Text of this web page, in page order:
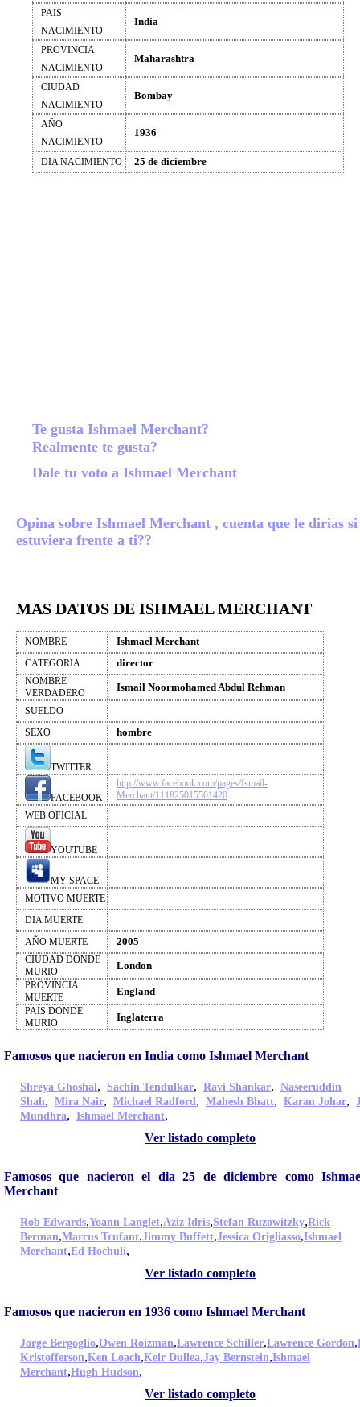
PAIS
NACIMIENTO
India
PROVINCIA
NACIMIENTO
Maharashtra
CIUDAD
NACIMIENTO
Bombay
AÑO
NACIMIENTO
1936
DIA NACIMIENTO 25 de diciembre
Te gusta Ishmael Merchant?
Realmente te gusta?
Dale tu voto a Ishmael Merchant
Opina sobre Ishmael Merchant , cuenta que le dirias si
estuviera frente a ti??
MAS DATOS DE ISHMAEL MERCHANT
NOMBRE Ishmael Merchant
CATEGORIA director
NOMBRE
VERDADERO
Ismail Noormohamed Abdul Rehman
SUELDO
SEXO
hombre
TWITTER
FACEBOOK
http://www.facebook.com/pages/Ismail-
Merchant/111825015501420
WEB OFICIAL
YOUTUBE
MY SPACE
MOTIVO MUERTE
DIA MUERTE
AÑO MUERTE
2005
CIUDAD DONDE
MURIO
London
PROVINCIA
MUERTE
England
PAIS DONDE
MURIO
Inglaterra
Famosos que nacieron en India como Ishmael Merchant
Shreya Ghoshal, Sachin Tendulkar, Ravi Shankar, Naseeruddin
Shah, Mira Nair, Michael Radford, Mahesh Bhatt, Karan Johar,
Mundhra, Ishmael Merchant,
Ver listado completo
Famosos que nacieron el dia 25 de diciembre como
Merchant
Rob Edwards,Yoann Langlet,Aziz Idris,Stefan Ruzowitzky,Rick
Berman,Marcus Trufant,Jimmy Buffett,Jessica Origliasso,Ishmael
Merchant,Ed Hochuli,
Ver listado completo
Famosos que nacieron en 1936 como Ishmael Merchant
Jorge Bergoglio,Owen Roizman,Lawrence Schiller,Lawrence Gordon,
Kristofferson,Ken Loach,Keir Dullea,Jay Bernstein,Ishmael
Merchant,Hugh Hudson,
Ver listado completo